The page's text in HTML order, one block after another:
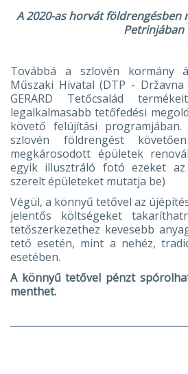
A 2020-as horvát földrengésben
Petrinjában
Továbbá a szlovén kormány
Műszaki Hivatal (DTP -
GERARD Tetőcsalád
legalkalmasabb tetőfedési
követő felújítási
szlovén földrengést
megkárosodott épületek
egyik illusztráló fotó ezeket az
szerelt épületeket mutatja be)
Végül, a könnyű tetővel az
jelentős költségeket
tetőszerkezethez kevesebb
tető esetén, mint a nehéz,
esetében.
A könnyű tetővel pénzt
menthet.